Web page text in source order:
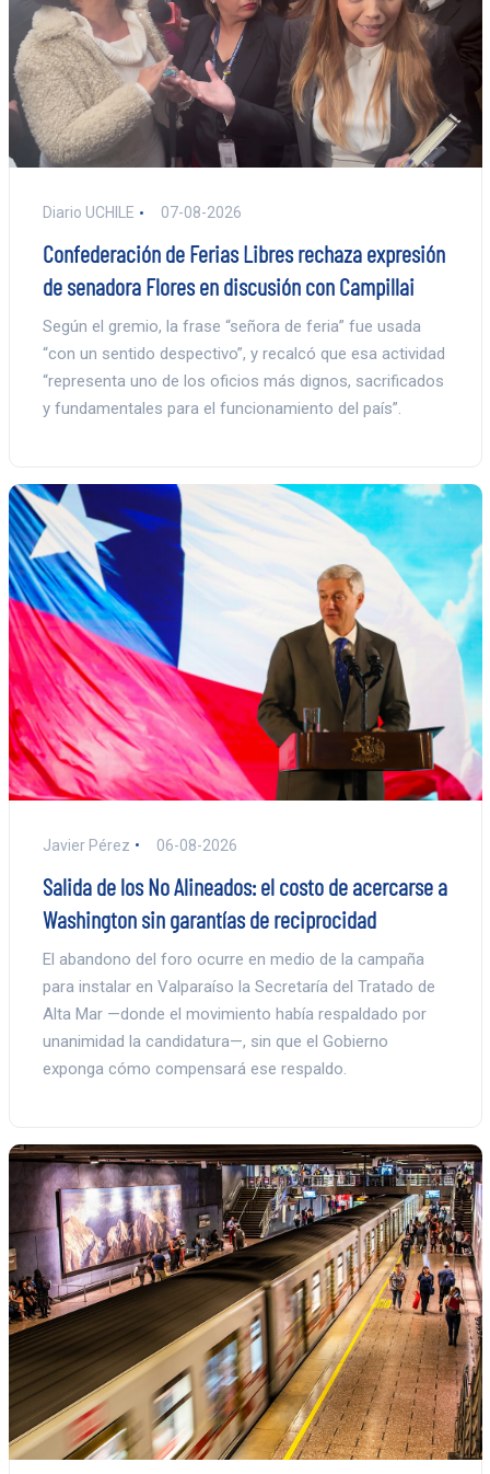
Diario UCHILE 07-08-2026
Confederación de Ferias Libres rechaza expresión
de senadora Flores en discusión con Campillai
Según el gremio, la frase “señora de feria” fue usada
“con un sentido despectivo”, y recalcó que esa actividad
“representa uno de los oficios más dignos, sacrificados
y fundamentales para el funcionamiento del país”.
Javier Pérez 06-08-2026
Salida de los No Alineados: el costo de acercarse a
Washington sin garantías de reciprocidad
El abandono del foro ocurre en medio de la campaña
para instalar en Valparaíso la Secretaría del Tratado de
Alta Mar —donde el movimiento había respaldado por
unanimidad la candidatura—, sin que el Gobierno
exponga cómo compensará ese respaldo.